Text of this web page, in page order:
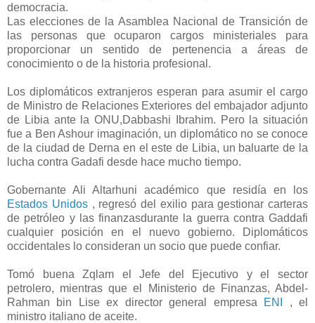
democracia.
Las elecciones de la Asamblea Nacional de Transición de
las personas que ocuparon cargos ministeriales para
proporcionar un sentido de pertenencia a áreas de
conocimiento o de la historia profesional.
Los diplomáticos extranjeros esperan para asumir el cargo
de Ministro de Relaciones Exteriores del embajador adjunto
de Libia ante la ONU,Dabbashi Ibrahim. Pero la situación
fue a Ben Ashour imaginación, un diplomático no se conoce
de la ciudad de Derna en el este de Libia, un baluarte de la
lucha contra Gadafi desde hace mucho tiempo.
Gobernante Ali Altarhuni académico que residía en los
Estados Unidos, regresó del exilio para gestionar carteras
de petróleo y las finanzasdurante la guerra contra Gaddafi
cualquier posición en el nuevo gobierno. Diplomáticos
occidentales lo consideran un socio que puede confiar.
Tomó buena Zqlam el Jefe del Ejecutivo y el sector
petrolero, mientras que el Ministerio de Finanzas, Abdel-
Rahman bin Lise ex director general empresa
ENI
, el
ministro italiano de aceite.